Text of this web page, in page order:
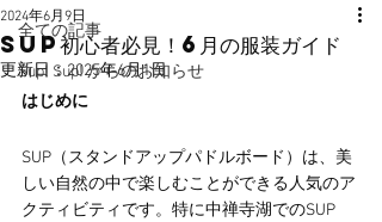
全ての記事
Sup! Sup! からのお知らせ
SUP初心者必見！6月の服装ガイド
2024年6月9日
更新日：2025年6月1日
はじめに
SUP（スタンドアップパドルボード）は、美
しい自然の中で楽しむことができる人気のア
クティビティです。特に中禅寺湖でのSUP